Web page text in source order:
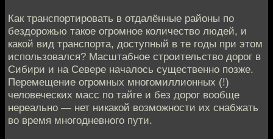
Как транспортировать в отдалённые районы по
бездорожью такое огромное количество людей, и
какой вид транспорта, доступный в те годы при этом
использовался? Масштабное строительство дорог в
Сибири и на Севере началось существенно позже.
Перемещение огромных многомиллионных (!)
человеческих масс по тайге и без дорог вообще
нереально — нет никакой возможности их снабжать
во время многодневного пути.